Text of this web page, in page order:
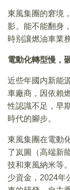
東風集團的窘境
影。能不能翻身
時别讓燃油車業
電動化轉型慢，
近些年國内新能
車廠商，因依賴
性認識不足，早
時代的腳步。
東風集團在電動
了岚圖（高端新
技和東風納米等
少資金，2024年